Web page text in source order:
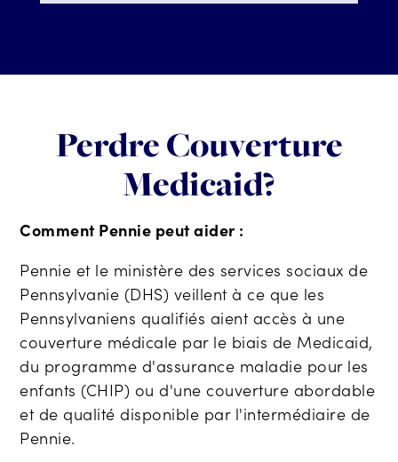
PerdreCouverture
Medicaid?
Comment Pennie peut aider :
Pennie et le ministère des services sociaux de
Pennsylvanie (DHS) veillent à ce que les
Pennsylvaniens qualifiés aient accès à une
couverture médicale par le biais de Medicaid,
du programme d'assurance maladie pour les
enfants (CHIP) ou d'une couverture abordable
et de qualité disponible par l'intermédiaire de
Pennie.